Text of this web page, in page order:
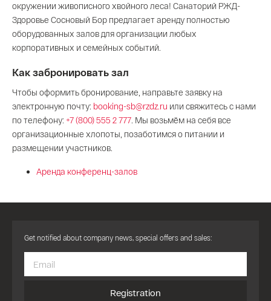
окружении живописного хвойного леса! Санаторий РЖД-
Здоровье Сосновый Бор предлагает аренду полностью
оборудованных залов для организации любых
корпоративных и семейных событий.
Как забронировать зал
Чтобы оформить бронирование, направьте заявку на
электронную почту: booking-sb@rzdz.ru или свяжитесь с нами
по телефону: +7 (800) 555 2 777. Мы возьмём на себя все
организационные хлопоты, позаботимся о питании и
размещении участников.
Аренда конференц-залов
Get notified about company news, special offers and sales:
Registration